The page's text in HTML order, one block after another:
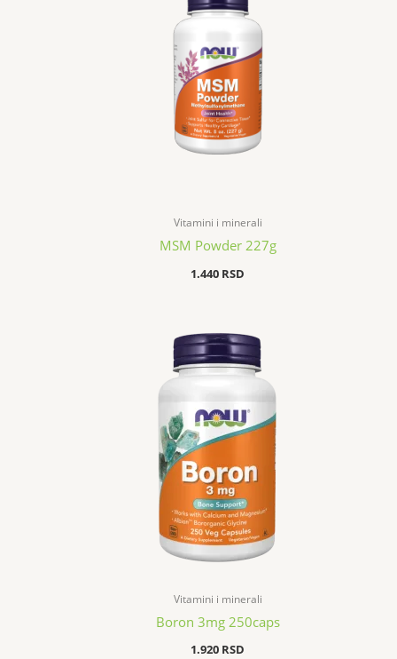
Vitamini i minerali
MSM Powder 227g
1.440 RSD
Vitamini i minerali
Boron 3mg 250caps
1.920 RSD